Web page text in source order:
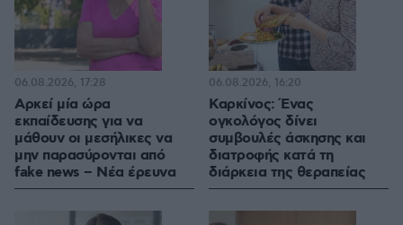
Αρκεί μία ώρα
εκπαίδευσης για να
μάθουν οι μεσήλικες να
μην παρασύρονται από
fake news – Νέα έρευνα
06.08.2026, 17:28
Καρκίνος: Ένας
ογκολόγος δίνει
συμβουλές άσκησης και
διατροφής κατά τη
διάρκεια της θεραπείας
06.08.2026, 16:20